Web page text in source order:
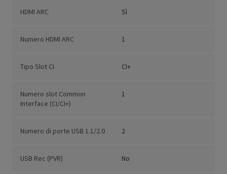
HDMI ARC Sì
Numero HDMI ARC 1
Tipo Slot CI CI+
Numero slot Common
Interface (CI/CI+)
1
Numero di porte USB 1.1/2.0 2
USB Rec (PVR) No